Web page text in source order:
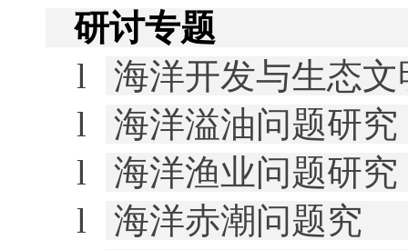
研讨专题
l
海洋开发与生态文
l
海洋溢油问题研究
l
海洋渔业问题研究
l
海洋赤潮问题究